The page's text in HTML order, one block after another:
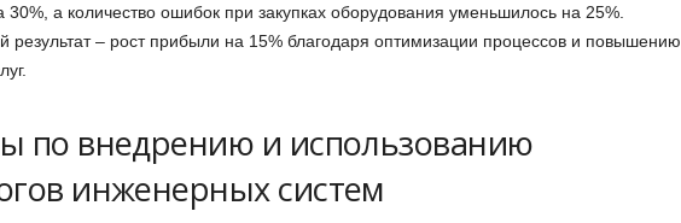
30%, а количество ошибок при закупках оборудования уменьшилось на 25%.
результат – рост прибыли на 15% благодаря оптимизации процессов и повышению
по внедрению и использованию
инженерных систем